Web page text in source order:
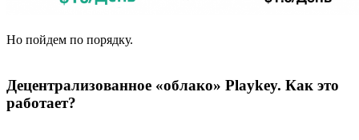
Но пойдем по порядку.
Децентрализованное «облако» Playkey. Как это
работает?